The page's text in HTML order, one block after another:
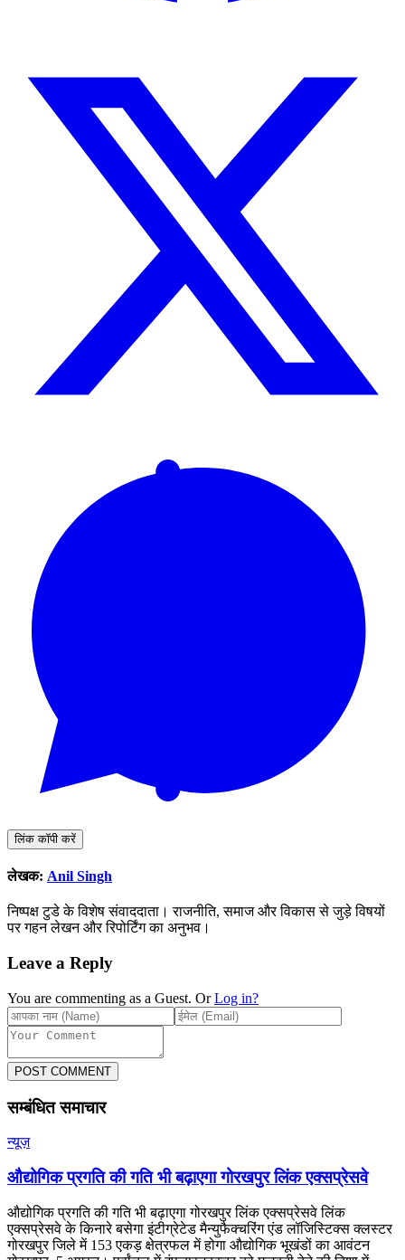
लिंक कॉपी करें
लेखक: Anil Singh
निष्पक्ष टुडे के विशेष संवाददाता। राजनीति, समाज और विकास से जुड़े विषयों
पर गहन लेखन और रिपोर्टिंग का अनुभव।
Leave a Reply
You are commenting as a Guest. Or Log in?
POST COMMENT
सम्बंधित समाचार
न्यूज़
औद्योगिक प्रगति की गति भी बढ़ाएगा गोरखपुर लिंक एक्सप्रेसवे
औद्योगिक प्रगति की गति भी बढ़ाएगा गोरखपुर लिंक एक्सप्रेसवे लिंक
एक्सप्रेसवे के किनारे बसेगा इंटीग्रेटेड मैन्युफैक्चरिंग एंड लॉजिस्टिक्स क्लस्टर
गोरखपुर जिले में 153 एकड़ क्षेत्रफल में होगा औद्योगिक भूखंडों का आवंटन